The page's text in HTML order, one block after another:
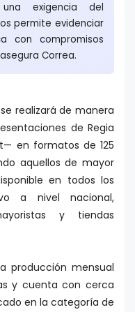
exigencia del
permite evidenciar
con compromisos
Correa.
realizará de manera
de Regia
en formatos de 125
aquellos de mayor
en todos los
a nivel nacional,
y tiendas
producción mensual
y cuenta con cerca
en la categoría de